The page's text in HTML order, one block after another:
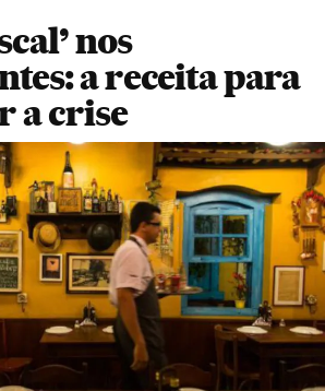
nos
a receita para
a crise